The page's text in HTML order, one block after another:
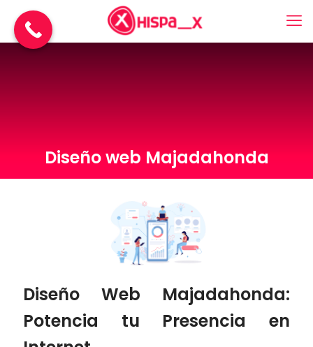
Diseño web Majadahonda
Diseño Web Majadahonda:
Potencia tu Presencia en